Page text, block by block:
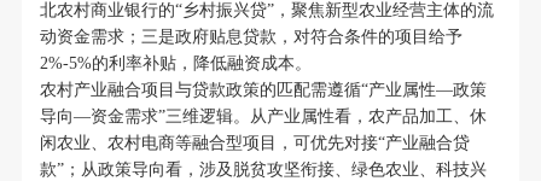
北农村商业银行的“乡村振兴贷”，聚焦新型农业经营主体的流
动资金需求；三是政府贴息贷款，对符合条件的项目给予
2%-5%的利率补贴，降低融资成本。
农村产业融合项目与贷款政策的匹配需遵循“产业属性—政策
导向—资金需求”三维逻辑。从产业属性看，农产品加工、休
闲农业、农村电商等融合型项目，可优先对接“产业融合贷
款”；从政策导向看，涉及脱贫攻坚衔接、绿色农业、科技兴